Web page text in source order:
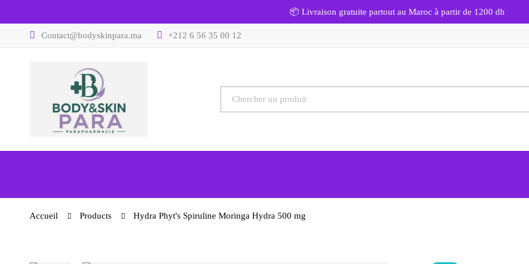
📦 Livraison gratuite partout au Maroc à partir de 1200 dh
Contact@bodyskinpara.ma +212 6 56 35 00 12
Accueil Products Hydra Phyt's Spiruline Moringa Hydra 500 mg